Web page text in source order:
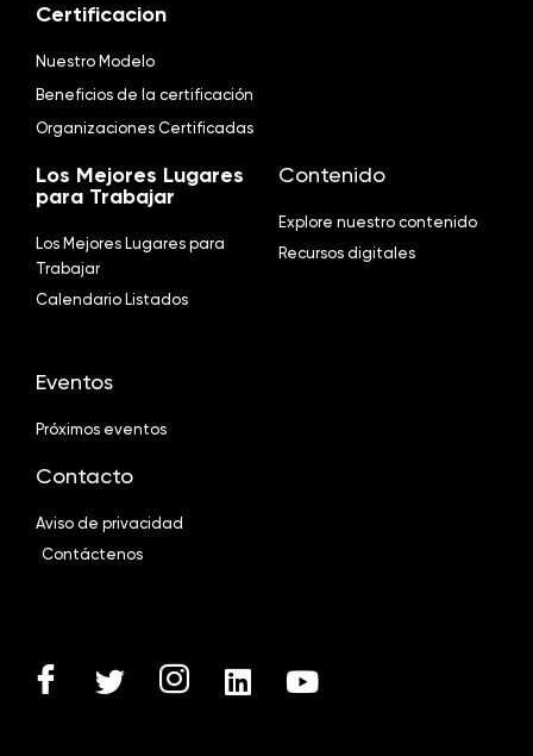
Certificacion
Nuestro Modelo
Beneficios de la certificación
Organizaciones Certificadas
Los Mejores Lugares
para Trabajar
Los Mejores Lugares para
Trabajar
Calendario Listados
Contenido
Explore nuestro contenido
Recursos digitales
Eventos
Próximos eventos
Contacto
Aviso de privacidad
Contáctenos